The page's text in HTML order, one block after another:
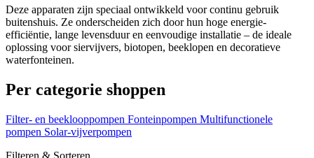
Deze apparaten zijn speciaal ontwikkeld voor continu gebruik
buitenshuis. Ze onderscheiden zich door hun hoge energie-
efficiëntie, lange levensduur en eenvoudige installatie – de ideale
oplossing voor siervijvers, biotopen, beeklopen en decoratieve
waterfonteinen.
Per categorie shoppen
Filter- en beeklooppompen Fonteinpompen Multifunctionele
pompen Solar-vijverpompen
Filteren & Sorteren